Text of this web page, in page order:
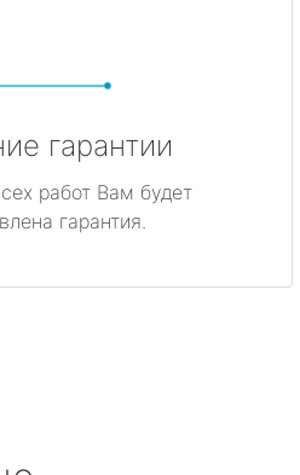
гарантии
работ Вам будет
гарантия.